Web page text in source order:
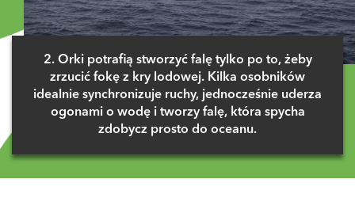
2. Orki potrafią stworzyć falę tylko po to, żeby
zrzucić fokę z kry lodowej. Kilka osobników
idealnie synchronizuje ruchy, jednocześnie uderza
ogonami o wodę i tworzy falę, która spycha
zdobycz prosto do oceanu.